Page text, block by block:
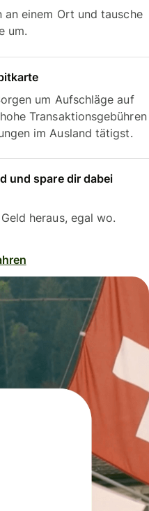
an einem Ort und tausche
um.
um Aufschläge auf
Transaktionsgebühren
im Ausland tätigst.
und spare dir dabei
heraus, egal wo.